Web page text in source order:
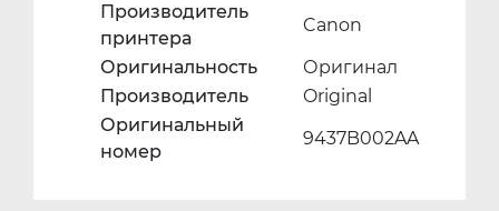
Производитель
принтера
Canon
Оригинальность
Оригинал
Производитель
Original
Оригинальный
номер
9437B002AA